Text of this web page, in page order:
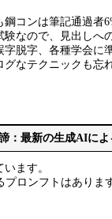
鋼コンは筆記通過者
験なので、見出しへ
脱字、各種学会に
なテクニックも忘
最新の生成AIによ
ます。
ロンフトはありま